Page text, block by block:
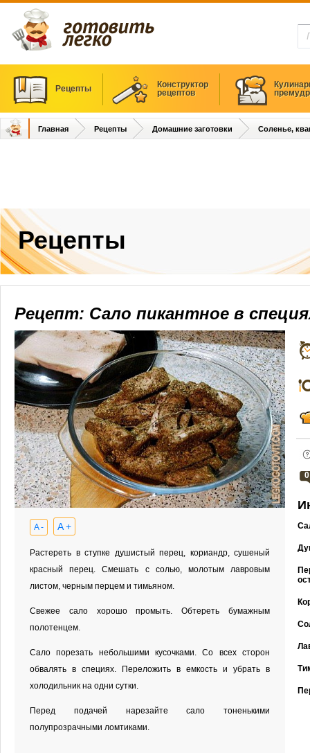
Рецепты
Конструктор
рецептов
Главная Рецепты Домашние заготовки Соленье,
Рецепты
Рецепт: Сало пикантное в
A - A +
Растереть в ступке душистый перец, кориандр, сушеный
красный перец. Смешать с солью, молотым лавровым
листом, черным перцем и тимьяном.
Свежее сало хорошо промыть. Обтереть бумажным
полотенцем.
Сало порезать небольшими кусочками. Со всех сторон
обвалять в специях. Переложить в емкость и убрать в
холодильник на одни сутки.
Перед подачей нарезайте сало тоненькими
полупрозрачными ломтиками.
0